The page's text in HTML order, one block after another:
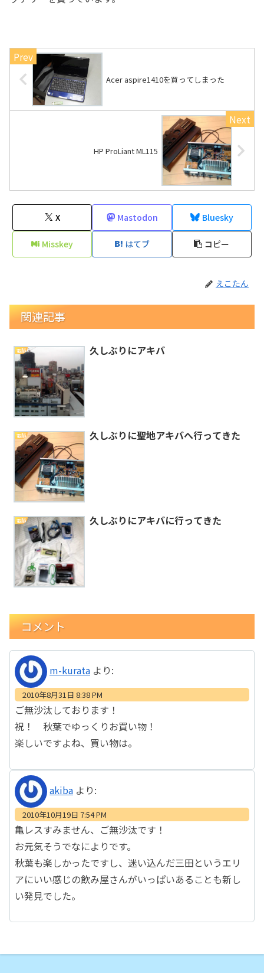
Acer aspire1410を買ってしまった
HP ProLiant ML115
X Mastodon Bluesky
Misskey はてブ コピー
えこたん
関連記事
電脳 久しぶりにアキバ
電脳 久しぶりに聖地アキバへ行ってきた
電脳 久しぶりにアキバに行ってきた
コメント
m-kurata より:
2010年8月31日 8:38 PM
ご無沙汰しております！
祝！ 秋葉でゆっくりお買い物！
楽しいですよね、買い物は。
akiba より:
2010年10月19日 7:54 PM
亀レスすみません、ご無沙汰です！
お元気そうでなによりです。
秋葉も楽しかったですし、迷い込んだ三田というエリ
アにいい感じの飲み屋さんがいっぱいあることも新し
い発見でした。